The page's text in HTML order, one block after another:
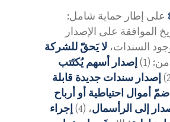
على إطار حماية شامل:
الموافقة على الإصدار
السندات، لا يَحقّ للشركة
(1)
إصدار أسهم يُكتَتب
إصدار سندات جديدة قابلة
ضمّ أموال احتياطية أو أرباح
إلى الرأسمال، (4)
إجراء